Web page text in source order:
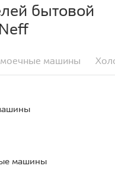
бытовой
машины
машины